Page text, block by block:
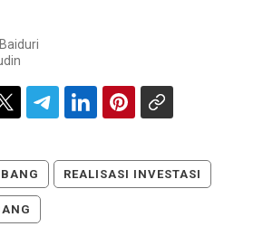
REALISASI INVESTASI